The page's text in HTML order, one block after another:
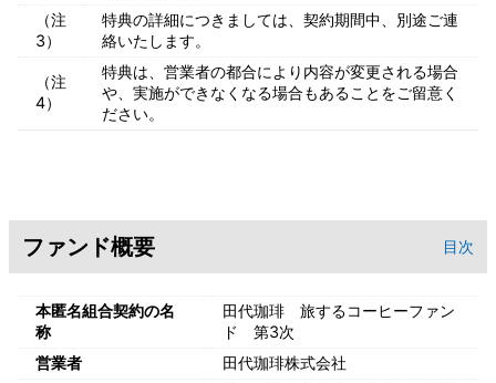
（注
3）
特典の詳細につきましては、契約期間中、別途ご連
絡いたします。
（注
4）
特典は、営業者の都合により内容が変更される場合
や、実施ができなくなる場合もあることをご留意く
ださい。
ファンド概要 目次
本匿名組合契約の名
称
田代珈琲 旅するコーヒーファン
ド 第3次
営業者
田代珈琲株式会社